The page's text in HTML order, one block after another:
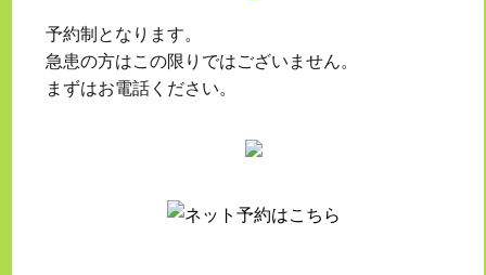
予約制となります。
急患の方はこの限りではございません。
まずはお電話ください。